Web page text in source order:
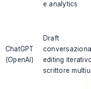
e analytics
ChatGPT
(OpenAI)
Draft
editing
scrittore